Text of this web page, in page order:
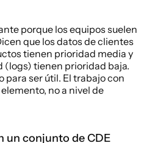
porque los equipos suelen
que los datos de clientes
tienen prioridad media y
(logs) tienen prioridad baja.
para ser útil. El trabajo con
no a nivel de
un conjunto de CDE